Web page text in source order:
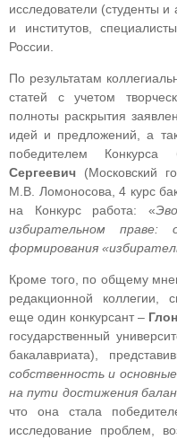
исследователи (студенты
и институтов,
России.
По результатам
статей с учетом
полноты раскрытия
идей и предложений, а
победителем
Сергеевич (Московский
М.В. Ломоносова, 4 курс
на Конкурс работа: «
избирательном праве:
формирования
Кроме того, по общему
редакционной коллегии,
еще один конкурсант –
государственный
бакалавриата),
собственность и
на пути достижения
что она стала
исследование проблем,